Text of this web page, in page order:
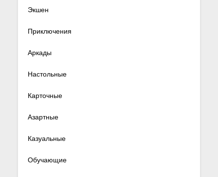
Экшен
Приключения
Аркады
Настольные
Карточные
Азартные
Казуальные
Обучающие